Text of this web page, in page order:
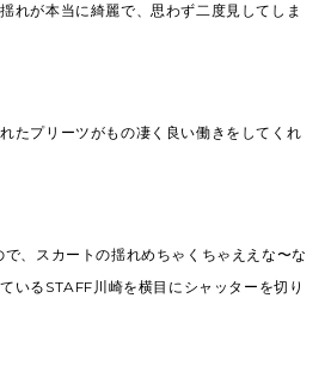
れが本当に綺麗で、思わず二度見してしま
たプリーツがもの凄く良い働きをしてくれ
、スカートの揺れめちゃくちゃええな〜な
いるSTAFF川崎を横目にシャッターを切り